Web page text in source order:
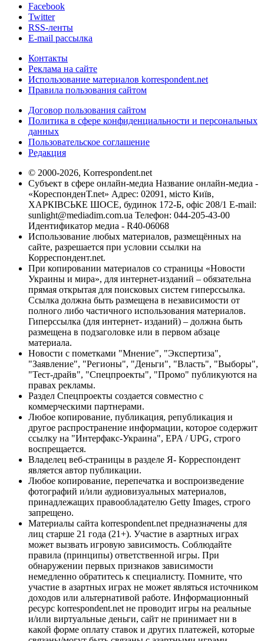
Facebook
Twitter
RSS-ленты
E-mail рассылка
Контакты
Реклама на сайте
Использование материалов korrespondent.net
Правила пользования сайтом
Договор пользования сайтом
Политика в сфере конфиденциальности и персональных
данных
Пользовательское соглашение
Редакция
© 2000-2026, Korrespondent.net
Субъект в сфере онлайн-медиа Название онлайн-медиа -
«КореспонденТ.net» Адрес: 02091, місто Київ,
ХАРКІВСЬКЕ ШОСЕ, будинок 172-Б, офіс 208/1 E-mail:
sunlight@mediadim.com.ua Телефон: 044-205-43-00
Идентификатор медиа - R40-06068
Использование любых материалов, размещённых на
сайте, разрешается при условии ссылки на
Корреспондент.net.
При копировании материалов со страницы «Новости
Украины и мира», для интернет-изданий – обязательна
прямая открытая для поисковых систем гиперссылка.
Ссылка должна быть размещена в независимости от
полного либо частичного использования материалов.
Гиперссылка (для интернет- изданий) – должна быть
размещена в подзаголовке или в первом абзаце
материала.
Новости с пометками "Мнение", "Экспертиза",
"Заявление", "Регионы", "Деньги", "Власть", "Выборы",
"Тест-драйв", "Спецпроекты", "Промо" публикуются на
правах рекламы.
Раздел Спецпроекты создается совместно с
коммерческими партнерами.
Любое копирование, публикация, републикация и
другое распространение информации, которое содержит
ссылку на "Интерфакс-Украина", EPA / UPG, строго
воспрещается.
Владелец веб-страницы в разделе Я- Корреспондент
является автор публикации.
Любое копирование, перепечатка и воспроизведение
фотографий и/или аудиовизуальных материалов,
принадлежащих правообладателю Getty Images, строго
запрещено.
Материалы сайта korrespondent.net предназначены для
лиц старше 21 года (21+). Участие в азартных играх
может вызвать игровую зависимость. Соблюдайте
правила (принципы) ответственной игры. При
обнаружении первых признаков зависимости
немедленно обратитесь к специалисту. Помните, что
участие в азартных играх не может являться источником
доходов или альтернативой работе. Информационный
ресурс korrespondent.net не проводит игры на реальные
и/или виртуальные деньги, сайт не принимает ни в
какой форме оплату ставок и других платежей, которые